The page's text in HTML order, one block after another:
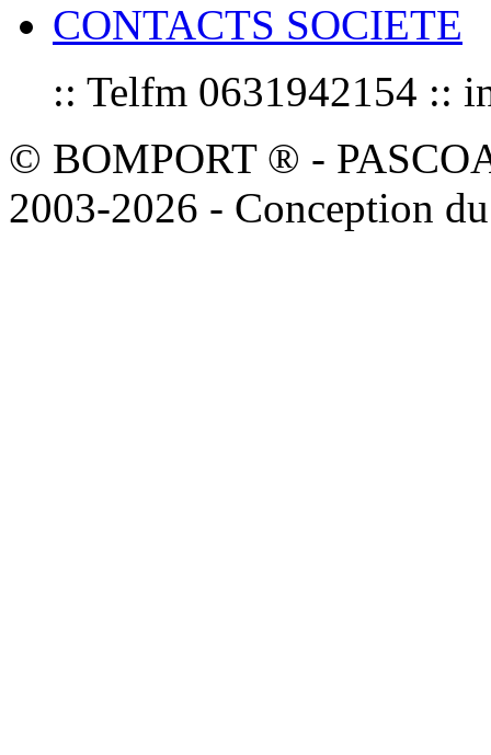
CONTACTS SOCIETE
:: Telfm 0631942154 ::
© BOMPORT ® -
2003-2026 - Conception